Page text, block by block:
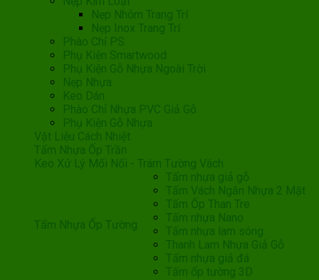
Nẹp Nhôm Trang Trí
Nẹp Inox Trang Trí
Phào Chỉ PS
Phụ Kiện Smartwood
Phụ Kiện Gỗ Nhựa Ngoài Trời
Nẹp Nhựa
Keo Dán
Phào Chỉ Nhựa PVC Giả Gỗ
Phụ Kiện Gỗ Nhựa
Vật Liệu Cách Nhiệt
Tấm Nhựa Ốp Trần
Keo Xử Lý Mối Nối - Trám Tường Vách
Tấm Nhựa Ốp Tường
Tấm nhựa giả gỗ
Tấm Vách Ngăn Nhựa 2 Mặt
Tấm Ốp Than Tre
Tấm nhựa Nano
Tấm nhựa lam sóng
Thanh Lam Nhựa Giả Gỗ
Tấm nhựa giả đá
Tấm ốp tường 3D